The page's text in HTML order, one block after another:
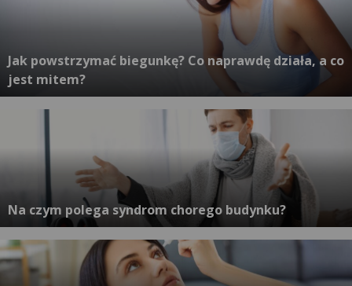
Jak powstrzymać biegunkę? Co naprawdę działa, a co
jest mitem?
Na czym polega syndrom chorego budynku?